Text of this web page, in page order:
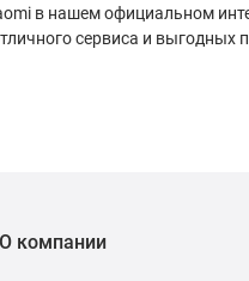
в нашем официальном
сервиса и выгодных
О компании